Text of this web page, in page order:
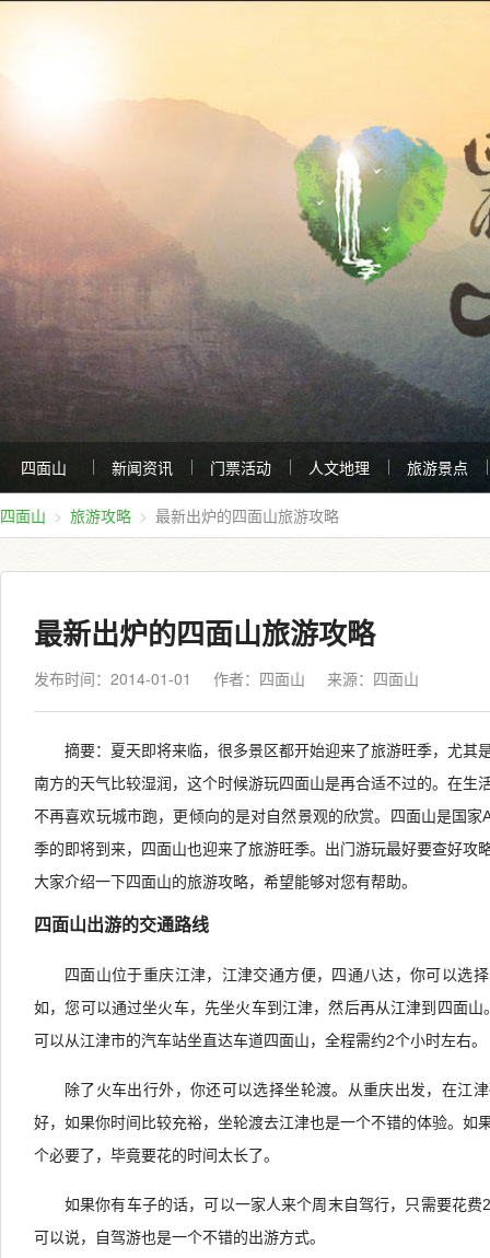
四面山 新闻资讯 门票活动 人文地理 旅游景点
四面山 旅游攻略 最新出炉的四面山旅游攻略
最新出炉的四面山旅游攻略
发布时间：2014-01-01 作者：四面山 来源： 四面山
摘要：夏天即将来临，很多景区都开始迎来了旅游旺季，尤其
南方的天气比较湿润，这个时候游玩四面山是再合适不过的。在生
不再喜欢玩城市跑，更倾向的是对自然景观的欣赏。四面山是国家
季的即将到来，四面山也迎来了旅游旺季。出门游玩最好要查好攻
大家介绍一下四面山的旅游攻略，希望能够对您有帮助。
四面山出游的交通路线
四面山位于重庆江津，江津交通方便，四通八达，你可以选
如，您可以通过坐火车，先坐火车到江津，然后再从江津到四面
可以从江津市的汽车站坐直达车道四面山，全程需约2个小时左右。
除了火车出行外，你还可以选择坐轮渡。从重庆出发，在江
好，如果你时间比较充裕，坐轮渡去江津也是一个不错的体验。如
个必要了，毕竟要花的时间太长了。
如果你有车子的话，可以一家人来个周末自驾行，只需要花费
可以说，自驾游也是一个不错的出游方式。